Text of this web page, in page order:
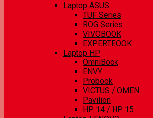
Laptop ASUS
TUF Series
ROG Series
VIVOBOOK
EXPERTBOOK
Laptop HP
OmniBook
ENVY
Probook
VICTUS / OMEN
Pavilion
HP 14 / HP 15